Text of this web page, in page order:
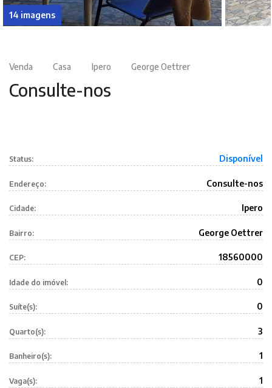
14 imagens
Venda Casa Ipero George Oettrer
Consulte-nos
Status: Disponível
Endereço: Consulte-nos
Cidade: Ipero
Bairro: George Oettrer
CEP: 18560000
Idade do imóvel: 0
Suíte(s): 0
Quarto(s): 3
Banheiro(s): 1
Vaga(s): 1